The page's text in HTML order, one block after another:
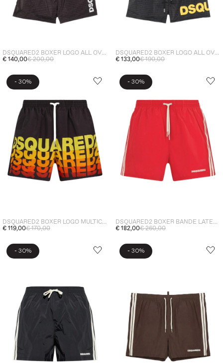
DSQUARED2 BOXER LOGO ALL OVER UOMO MARRONE
€ 140,00€ 200,00
DSQUARED2 BOXER LOGO ALL OVER UOMO NERO
€ 133,00€ 190,00
- 30%
DSQUARED2 BOXER LOGO MULTICOLOR UOMO NERO
€ 119,00€ 170,00
- 30%
DSQUARED2 BOXER BANDE LATERALI UOMO ROSSO
€ 182,00€ 260,00
- 30% - 30%